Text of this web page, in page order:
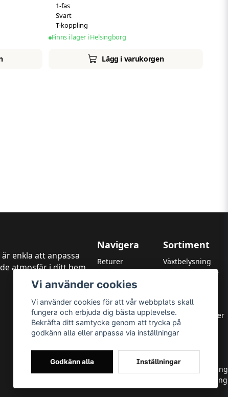
1-fas
Svart
T-koppling
Finns i lager i Helsingborg
Lägg i varukorgen
enkla att anpassa
atmosfär i ditt hem,
Navigera
Returer
Garanti
Om oss
Integritetspolicy
Leverans & Returer
Allmänna villkor
Sortiment
Växtbelysning
LED Strålkastare
LED Downlights
LED Takarmaturer
Tillbehör
OUTLED
LED-ljuskällor
Utomhusbelysning
Inomhusbelysning
Vi använder cookies
Vi använder cookies för att vår webbplats skall
fungera och erbjuda dig bästa upplevelse.
Bekräfta ditt samtycke genom att trycka på
godkänn alla eller anpassa via inställningar
Godkänn alla Inställningar